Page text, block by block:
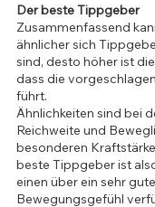
Der beste Tippgeber
Zusammenfassend
ähnlicher sich
sind, desto höher ist
dass die
führt.
Ähnlichkeiten sind bei
Reichweite und
besonderen
beste Tippgeber ist
einen über ein sehr
Bewegungsgefühl